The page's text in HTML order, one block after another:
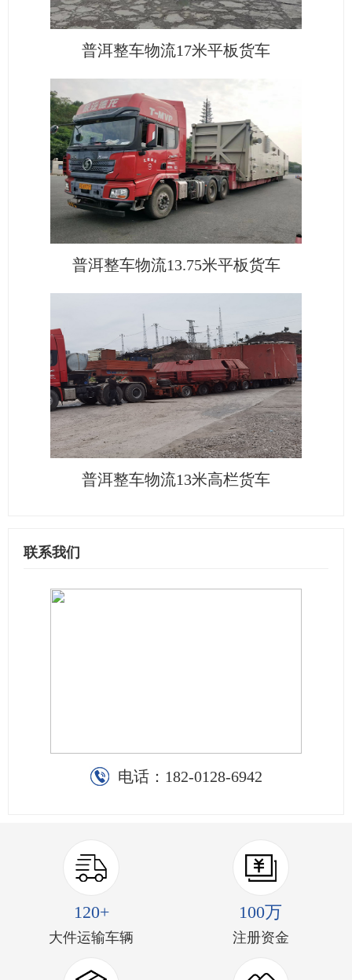
普洱整车物流17米平板货车
普洱整车物流13.75米平板货车
普洱整车物流13米高栏货车
联系我们
电话： 182-0128-6942
120+
大件运输车辆
100万
注册资金